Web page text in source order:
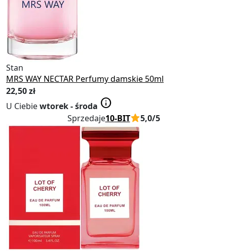
Stan
MRS WAY NECTAR Perfumy damskie 50ml
22,50 zł
U Ciebiewtorek - środa info
Sprzedaje10-BIT
5,0/5
ObserwowaneObserwuj